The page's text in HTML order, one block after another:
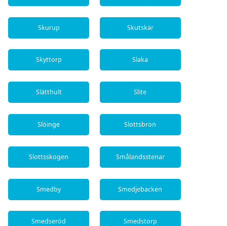
Skurup Skutskär
Skyttorp Slaka
Slätthult Slite
Slöinge Slottsbron
Slottsskogen Smålandsstenar
Smedby Smedjebacken
Smedseröd Smedstorp